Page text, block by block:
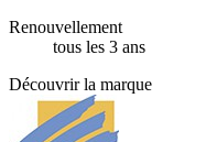
Renouvellement
tous les 3 ans
Découvrir la marque